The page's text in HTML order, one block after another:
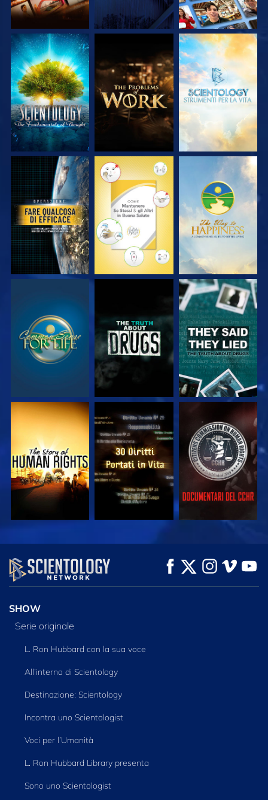
ESPLORA LE
SERIE
ESPLORA LE
SERIE
ESPLORA LE
SERIE
GUARDA GUARDA GUARDA
GUARDA GUARDA GUARDA
GUARDA GUARDA GUARDA
GUARDA
ESPLORA LE
SERIE
SHOW
Serie originale
L. Ron Hubbard con la sua voce
All’interno di Scientology
Destinazione: Scientology
Incontra uno Scientologist
Voci per l’Umanità
L. Ron Hubbard Library presenta
Sono uno Scientologist